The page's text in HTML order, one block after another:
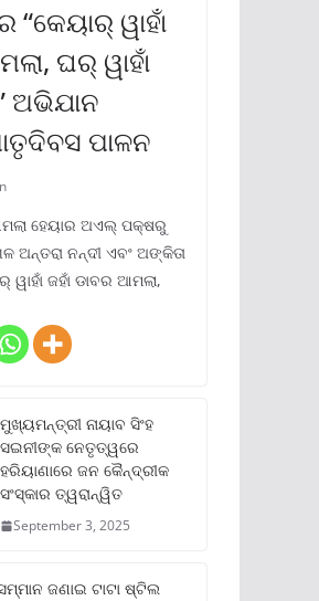
ୱାହାଁ
ଘର୍ ୱାହାଁ
ଅଭିଯାନ
ପାଳନ
ହେୟାର ଅଏଲ୍ ପକ୍ଷରୁ
ଅନ୍ତରା ନନ୍ଦୀ ଏବଂ ଅଙ୍କିତା
ୱାହାଁ ଜହାଁ ଡାବର ଆମଲା,
ମୁଖ୍ୟମନ୍ତ୍ରୀ ନାୟାବ ସିଂହ
ସଇନୀଙ୍କ ନେତୃତ୍ୱରେ
ହରିୟାଣାରେ ଜନ କୈନ୍ଦ୍ରୀକ
ସଂସ୍କାର ତ୍ୱରାନ୍ୱିତ
September 3, 2025
ଜଣାଇ ଟାଟା ଷ୍ଟିଲ